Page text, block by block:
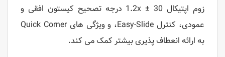
زوم اپتیکال 1.2x ± 30 درجه تصحیح کیستون افقی و
عمودی، کنترل Easy-Slide، و ویژگی های Quick Corner
به ارائه انعطاف پذیری بیشتر کمک می کند.